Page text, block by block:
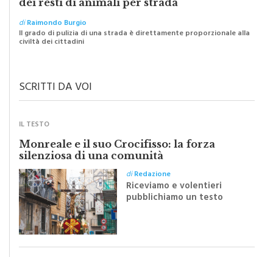
diRaimondo Burgio
Il grado di pulizia di una strada è direttamente proporzionale alla
civiltà dei cittadini
Monreale e il suo Crocifisso: la forza
silenziosa di una comunità
diRedazione
Riceviamo e volentieri
pubblichiamo un testo
inviato dalla scrittrice
monrealese Mariella